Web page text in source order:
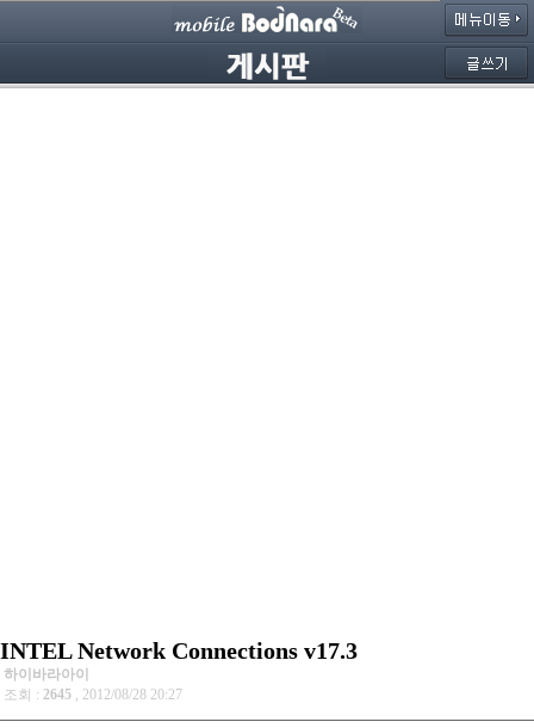
INTEL Network Connections v17.3
하이바라아이
조회 : 2645 , 2012/08/28 20:27